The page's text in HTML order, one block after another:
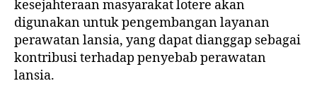
kesejahteraan masyarakat lotere akan
digunakan untuk pengembangan layanan
perawatan lansia, yang dapat dianggap sebagai
kontribusi terhadap penyebab perawatan
lansia.